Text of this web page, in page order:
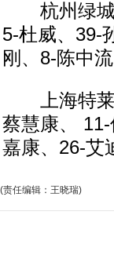
杭州绿城
5-杜威、39-
刚、8-陈中
上海特莱
蔡慧康、
嘉康、26-艾
(责任编辑：王晓瑞)